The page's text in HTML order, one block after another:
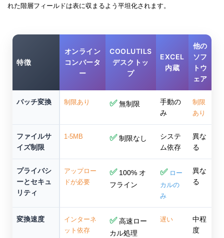
れた階層フィールドは表に収まるよう平坦化されます。
特徴
オンライン
コンバータ
ー
COOLUTILS
デスクトッ
プ
EXCEL
内蔵
他の
ソフ
トウ
ェア
バッチ変換 制限あり ✅無制限
手動の
み
制限
あり
ファイルサ
イズ制限
1-5MB ✅制限なし
システ
ム依存
異な
る
プライバシ
ーとセキュ
リティ
アップロー
ドが必要
✅100% オ
フライン
✅ ロー
カルの
み
異な
る
変換速度
インターネ
ット依存
✅高速ロー
カル処理
遅い
中程
度